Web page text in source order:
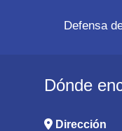
Defensa
Dónde
Dirección